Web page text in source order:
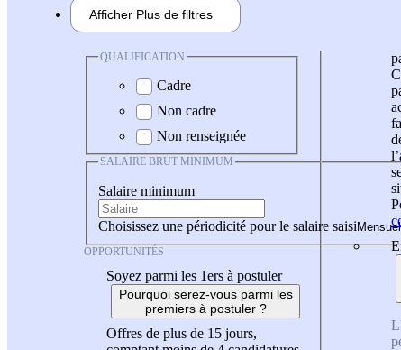
Afficher Plus de filtres
QUALIFICATION
Cadre
Non cadre
Non renseignée
SALAIRE BRUT MINIMUM
Salaire minimum
Choisissez une périodicité pour le salaire saisi
OPPORTUNITÉS
Soyez parmi les 1ers à postuler
Pourquoi serez-vous parmi les
premiers à postuler ?
Offres de plus de 15 jours,